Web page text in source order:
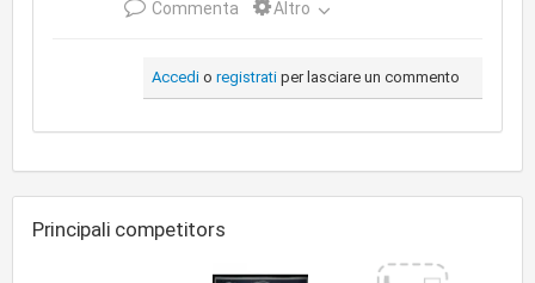
Commenta Altro
Accedi o registrati per lasciare un commento
Principali competitors